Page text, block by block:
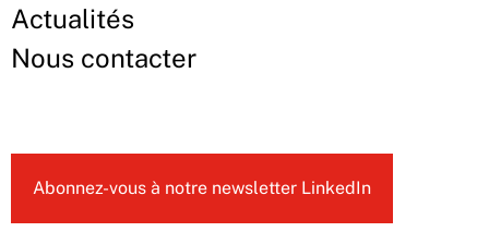
Actualités
Nous contacter
Abonnez-vous à notre newsletter LinkedIn